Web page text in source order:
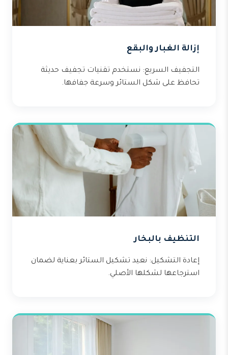
إزالة الغبار والبقع
التجفيف السريع: نستخدم تقنيات تجفيف حديثة
تحافظ على شكل الستائر وسرعة جفافها.
التنظيف بالبخار
إعادة التشكيل: نعيد تشكيل الستائر بعناية لضمان
استرجاعها لشكلها الأصلي.